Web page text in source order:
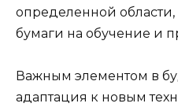
определенной
бумаги на обучение и
Важным элементом в
адаптация к новым